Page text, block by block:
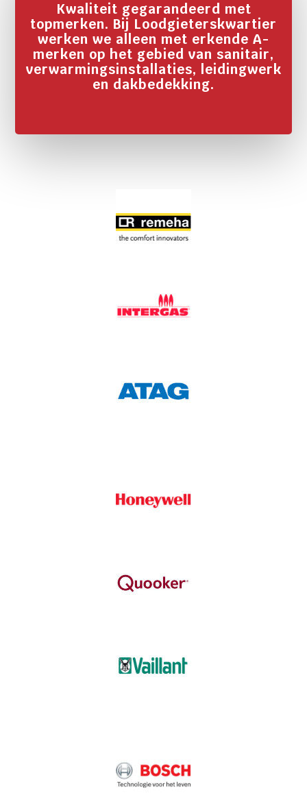
Kwaliteit gegarandeerd met
topmerken. Bij Loodgieterskwartier
werken we alleen met erkende A-
merken op het gebied van sanitair,
verwarmingsinstallaties, leidingwerk
en dakbedekking.